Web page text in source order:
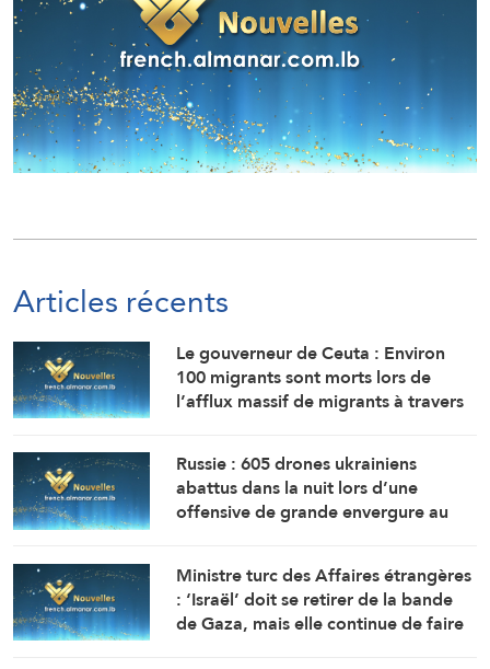
Articles récents
Le gouverneur de Ceuta : Environ
100 migrants sont morts lors de
l’afflux massif de migrants à travers
Russie : 605 drones ukrainiens
abattus dans la nuit lors d’une
offensive de grande envergure au
Ministre turc des Affaires étrangères
: ‘Israël’ doit se retirer de la bande
de Gaza, mais elle continue de faire